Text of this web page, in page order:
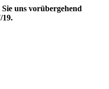
uns vorübergehend
19.